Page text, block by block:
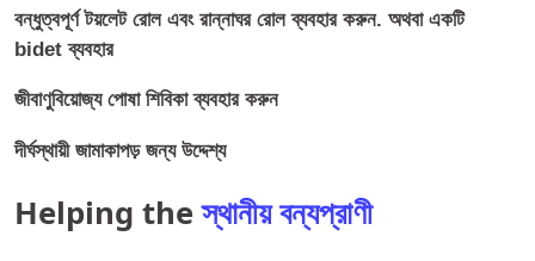
বন্ধুত্বপূর্ণ টয়লেট রোল এবং রান্নাঘর রোল ব্যবহার করুন. অথবা একটি
bidet ব্যবহার
জীবাণুবিয়োজ্য পোষা শিবিকা ব্যবহার করুন
দীর্ঘস্থায়ী জামাকাপড় জন্য উদ্দেশ্য
Helping the স্থানীয় বন্যপ্রাণী